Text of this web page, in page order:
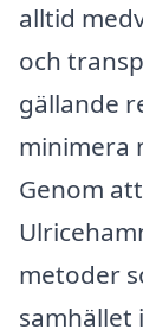
alltid
och
gällande
minimera
Genom
metoder
samhället